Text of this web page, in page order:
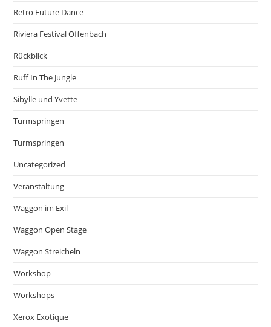
Retro Future Dance
Riviera Festival Offenbach
Rückblick
Ruff In The Jungle
Sibylle und Yvette
Turmspringen
Turmspringen
Uncategorized
Veranstaltung
Waggon im Exil
Waggon Open Stage
Waggon Streicheln
Workshop
Workshops
Xerox Exotique